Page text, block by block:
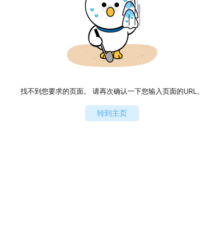
找不到您要求的页面。 请再次确认一下您输入页面的URL。
转到主页